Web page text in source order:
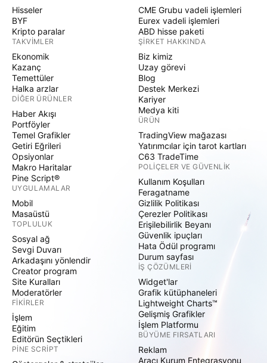
Hisseler
BYF
Kripto paralar
TAKVIMLER
Ekonomik
Kazanç
Temettüler
Halka arzlar
DIĞER ÜRÜNLER
Haber Akışı
Portföyler
Temel Grafikler
Getiri Eğrileri
Opsiyonlar
Makro Haritalar
Pine Script®
UYGULAMALAR
Mobil
Masaüstü
TOPLULUK
Sosyal ağ
Sevgi Duvarı
Arkadaşını yönlendir
Creator program
Site Kuralları
Moderatörler
FIKIRLER
İşlem
Eğitim
Editörün Seçtikleri
PINE SCRIPT
CME Grubu vadeli işlemleri
Eurex vadeli işlemleri
ABD hisse paketi
ŞIRKET HAKKINDA
Biz kimiz
Uzay görevi
Blog
Destek Merkezi
Kariyer
Medya kiti
ÜRÜN
TradingView mağazası
Yatırımcılar için tarot kartları
C63 TradeTime
POLIÇELER VE GÜVENLIK
Kullanım Koşulları
Feragatname
Gizlilik Politikası
Çerezler Politikası
Erişilebilirlik Beyanı
Güvenlik ipuçları
Hata Ödül programı
Durum sayfası
İŞ ÇÖZÜMLERI
Widget'lar
Grafik kütüphaneleri
Lightweight Charts™
Gelişmiş Grafikler
İşlem Platformu
BÜYÜME FIRSATLARI
Reklam
Aracı Kurum Entegrasyonu